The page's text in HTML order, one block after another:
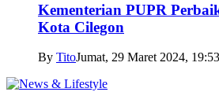
Kementerian PUPR
Kota Cilegon
By TitoJumat, 29 Maret 2024, 19:53